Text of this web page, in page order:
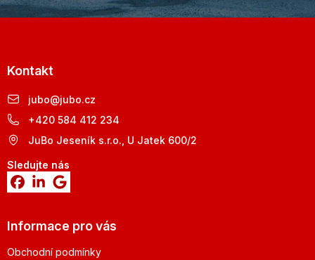
Kontakt
jubo@jubo.cz
+420 584 412 234
JuBo Jeseník s.r.o., U Jatek 600/2
Sledujte nás
Informace pro vás
Obchodní podmínky